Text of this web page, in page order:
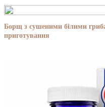
Борщ з сушеними білими
приготування